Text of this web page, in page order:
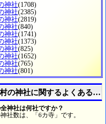
神社(1708)
神社(2385)
神社(2819)
神社(840)
神社(1741)
神社(1373)
神社(825)
神社(1652)
神社(765)
神社(801)
の神社に関するよくある質
神社は何社ですか？
社数は、「6カ寺」です。